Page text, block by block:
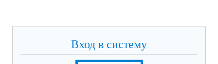
Вход в систему